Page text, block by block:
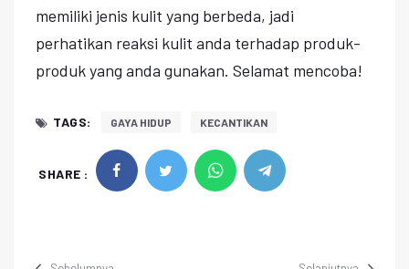
memiliki jenis kulit yang berbeda, jadi
perhatikan reaksi kulit anda terhadap produk-
produk yang anda gunakan. Selamat mencoba!
TAGS: GAYA HIDUP KECANTIKAN
SHARE :